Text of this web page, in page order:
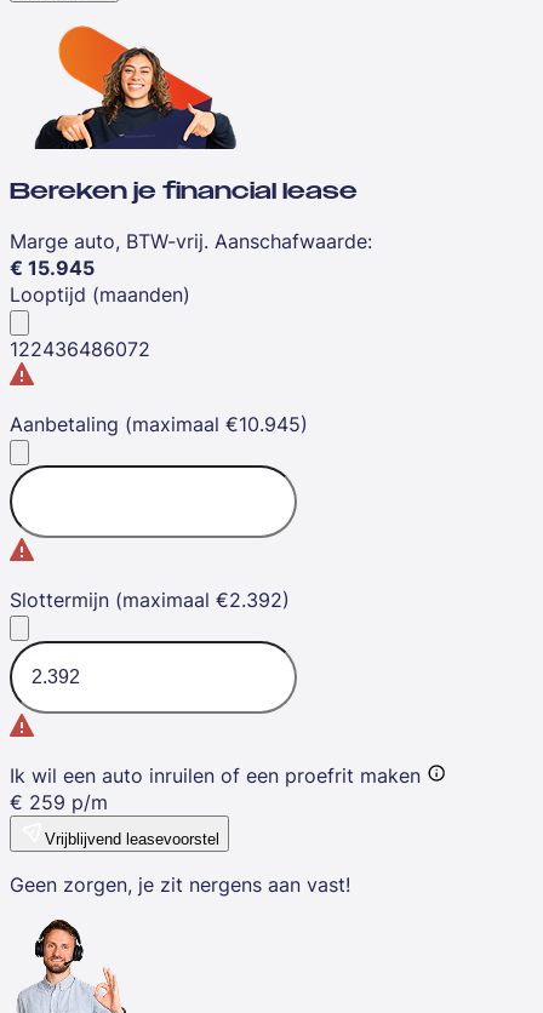
Bereken je financial lease
Marge auto, BTW-vrij. Aanschafwaarde:
€ 15.945
Looptijd (maanden)
122436486072
Aanbetaling (maximaal €10.945)
Slottermijn (maximaal €2.392)
Ik wil een auto inruilen of een proefrit maken
€ 259 p/m
Vrijblijvend leasevoorstel
Geen zorgen, je zit nergens aan vast!